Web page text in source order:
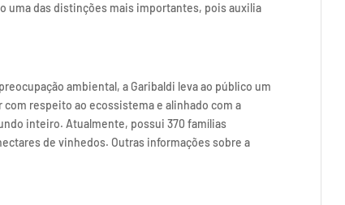
uma das distinções mais importantes, pois auxilia
ambiental, a Garibaldi leva ao público um
respeito ao ecossistema e alinhado com a
inteiro. Atualmente, possui 370 famílias
de vinhedos. Outras informações sobre a